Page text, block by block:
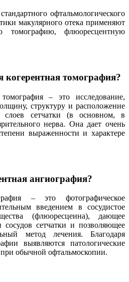
офтальмологического
макулярного отека применяют
томографию, флюоресцентную
когерентная томография?
– это исследование,
структуру и расположение
слоев сетчатки (в основном, в
нерва. Она дает очень
выраженности и характере
ангиография?
– это фотографическое
введением в сосудистое
(флюоресцеина), дающее
сетчатки и позволяющее
метод лечения. Благодаря
выявляются патологические
обычной офтальмоскопии.